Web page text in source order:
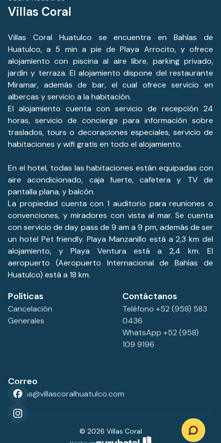
Villas Coral
Villas Coral Huatulco se encuentra en Bahías de
Huatulco, a 5 min a pie de Playa Arrocito, y ofrece
alojamiento con piscina al aire libre, parking privado,
jardín y terraza. El alojamiento dispone del restaurante
Miramar, además de bar, el cual ofrece servicio en
albercas y servicio a la habitación.
El alojamiento cuenta con servicio de recepción 24
horas, servicio de concierge para información sobre
traslados, tours o decoraciones especiales, servicio de
habitaciones y wifi gratis en todo el alojamiento.
En el hotel, todas las habitaciones están equipadas con
aire acondicionado, caja fuerte, cafetera y TV de
pantalla plana, y balcón.
La propiedad cuenta con 1 auditorio para reuniones o
convenciones, y miradores con vista al mar. Se cuenta
con servicio de day pass de 9 am a 9 pm, además de ser
un hotel Pet friendly. Playa Manzanillo está a 2,3 km del
alojamiento, y Playa Ventura está a 2,4 km. El
aeropuerto (Aeropuerto Internacional de Bahías de
Huatulco) está a 18 km.
Políticas
Cancelación
Generales
Contáctanos
Teléfono +52 (958) 583
0436
WhatsApp +52 (958)
109 9196
Correo
ventas@villascoralhuatulco.com
© 2026 Villas Coral